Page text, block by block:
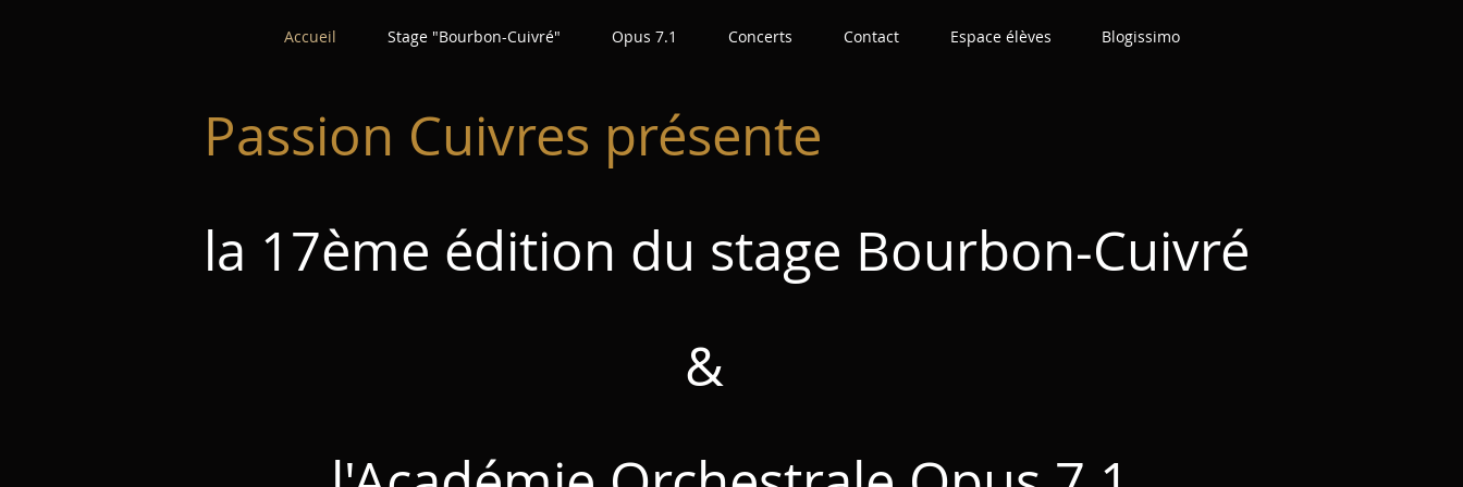
Accueil Stage "Bourbon-Cuivré" Opus 7.1 Concerts Contact Espace élèves Blogissimo
Passion Cuivres présente
la 17ème édition du stage Bourbon-Cuivré
&